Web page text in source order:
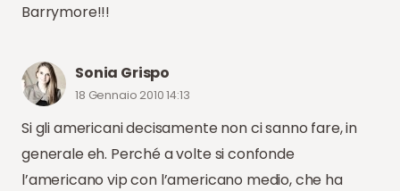
Barrymore!!!
Sonia Grispo
18 Gennaio 2010 14:13
Si gli americani decisamente non ci sanno fare, in
generale eh. Perché a volte si confonde
l’americano vip con l’americano medio, che ha